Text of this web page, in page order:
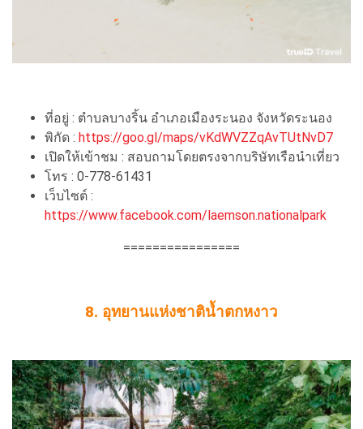
ที่อยู่ : ตำบลบางริ้น อำเภอเมืองระนอง จังหวัดระนอง
พิกัด : https://goo.gl/maps/vKdWVZZqAvTUtNvD7
เปิดให้เข้าชม : สอบถามโดยตรงจากบริษัทเรือนำเที่ยว
โทร : 0-778-61431
เว็บไซต์ :
https://www.facebook.com/laemson.nationalpark
================
8. อุทยานแห่งชาติน้ำตกหงาว